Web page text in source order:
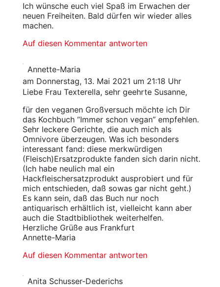
Ich wünsche euch viel Spaß im Erwachen der
neuen Freiheiten. Bald dürfen wir wieder alles
machen.
Auf diesen Kommentar antworten
Annette-Maria
am Donnerstag, 13. Mai 2021 um 21:18 Uhr
Liebe Frau Texterella, sehr geehrte Susanne,
für den veganen Großversuch möchte ich Dir
das Kochbuch “Immer schon vegan” empfehlen.
Sehr leckere Gerichte, die auch mich als
Omnivore überzeugen. Was ich besonders
interessant fand: diese merkwürdigen
(Fleisch)Ersatzprodukte fanden sich darin nicht.
(Ich habe neulich mal ein
Hackfleischersatzprodukt ausprobiert und für
mich entschieden, daß sowas gar nicht geht.)
Es kann sein, daß das Buch nur noch
antiquarisch erhältlich ist, vielleicht kann aber
auch die Stadtbibliothek weiterhelfen.
Herzliche Grüße aus Frankfurt
Annette-Maria
Auf diesen Kommentar antworten
Anita Schusser-Dederichs